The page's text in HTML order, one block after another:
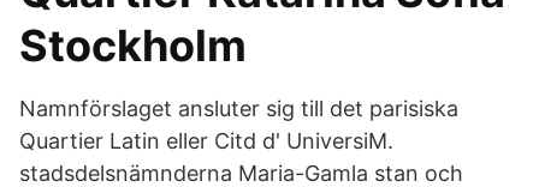
Stockholm
Namnförslaget ansluter sig till det parisiska
Quartier Latin eller Citd d' UniversiM.
stadsdelsnämnderna Maria-Gamla stan och